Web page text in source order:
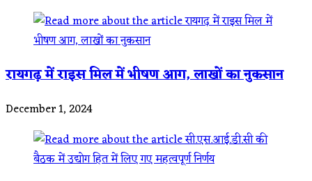
रायगढ़ में राइस मिल में भीषण आग, लाखों का नुकसान
December 1, 2024